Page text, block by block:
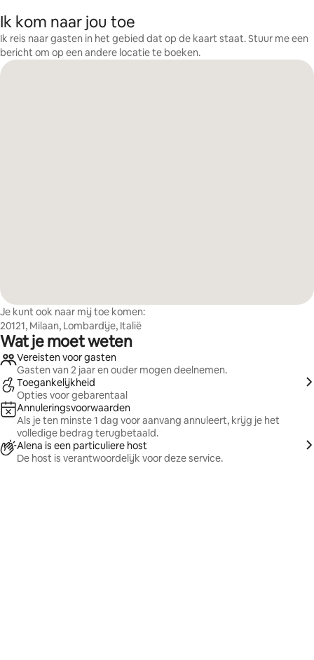
Ik kom naar jou toe
Ik reis naar gasten in het gebied dat op de kaart staat. Stuur me een
bericht om op een andere locatie te boeken.
Je kunt ook naar mij toe komen:
20121, Milaan, Lombardije, Italië
Wat je moet weten
Vereisten voor gasten
Gasten van 2 jaar en ouder mogen deelnemen.
Toegankelijkheid
Opties voor gebarentaal
Annuleringsvoorwaarden
Als je ten minste 1 dag voor aanvang annuleert, krijg je het
volledige bedrag terugbetaald.
Alena is een particuliere host
De host is verantwoordelijk voor deze service.